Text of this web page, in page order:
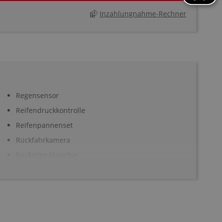
Inzahlungnahme-Rechner
Regensensor
Reifendruckkontrolle
Reifenpannenset
Rückfahrkamera